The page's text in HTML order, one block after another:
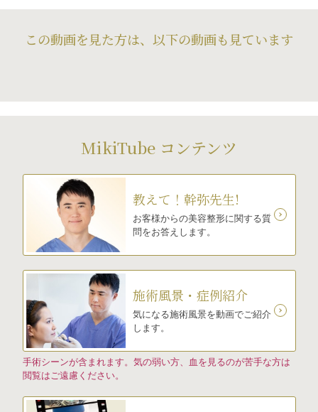
この動画を見た方は、以下の動画も見ています
MikiTube コンテンツ
教えて！幹弥先生!
お客様からの美容整形に関する質
問をお答えします。
施術風景・症例紹介
気になる施術風景を動画でご紹介
します。
手術シーンが含まれます。気の弱い方、血を見るのが苦手な方は
閲覧はご遠慮ください。